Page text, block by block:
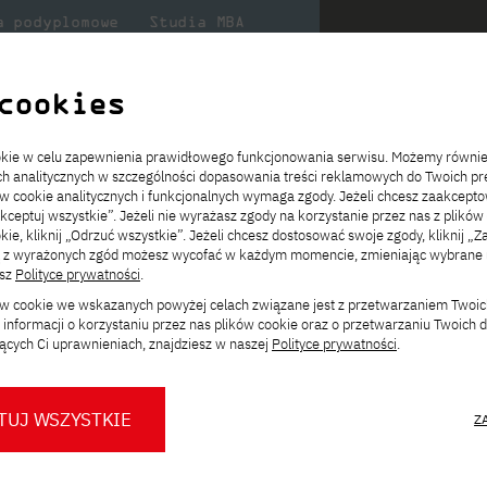
podyplomowe Studia MBA
Transfer z innej uczelni
Opłaty za studia
Redukcja czesnego
Stypendia
Dni otwarte PJATK
Wirtualny spacer po uczelni
Kalendarium wydarzeń
Konsultacje teczek SNM Kontakt
Studia stacjonarne I st. PL
Studia stacjonarne I st. EN
Studia stacjonarne II st. PL
Studia stacjonarne II st. EN
Studia niestacjonarne I st. PL
Studia niestacjonarne II st. PL
Studia niestacjonarne blended
Studia niestacjonarne blended
learning * II st. PL
* Z wykorzystaniem metod i technik
kształcenia na odległość
Wymiana z Japonią
Erasmus+
Uczelnie partnerskie
Dla studentów
Mobilność kadry
Staże w Japonii
Kontakt
O nas
JICA
Wirtualna Polska
Orange Polska
O Biurze Prasowym
anglojęzyczne
anglojęzyczne
architektów systemów, specjalistów AI,
technologii.
ścieżkę studiów:
w celu zapewnienia prawidłowego funkcjonowania serwisu. Możemy
analitycznych w szczególności dopasowania treści reklamowych do Twoich
cookie analitycznych i funkcjonalnych wymaga zgody. Jeżeli chcesz
wszystkie”. Jeżeli nie wyrażasz zgody na korzystanie przez nas z
kliknij „Odrzuć wszystkie”. Jeżeli chcesz dostosować swoje zgody, kliknij
wyrażonych zgód możesz wycofać w każdym momencie, zmieniając wybrane
Polityce prywatności.
cookie we wskazanych powyżej celach związane jest z przetwarzaniem
o korzystaniu przez nas plików cookie oraz o przetwarzaniu Twoich
Ci uprawnieniach, znajdziesz w naszej Polityce prywatności.
WSZYSTKIE